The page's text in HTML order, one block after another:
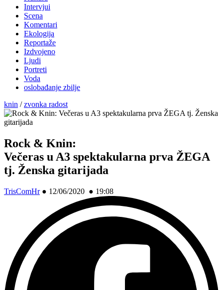
Intervjui
Scena
Komentari
Ekologija
Reportaže
Izdvojeno
Ljudi
Portreti
Voda
oslobađanje zbilje
knin /zvonka radost
Rock & Knin:
Večeras u A3 spektakularna prva ŽEGA
tj. Ženska gitarijada
TrisComHr● 12/06/2020 ● 19:08